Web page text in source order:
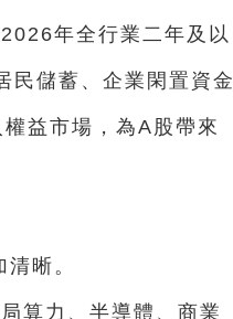
年全行業二年及以
民儲蓄、企業閑置資金
益市場，為A股帶來
晰。
算力、半導體、商業